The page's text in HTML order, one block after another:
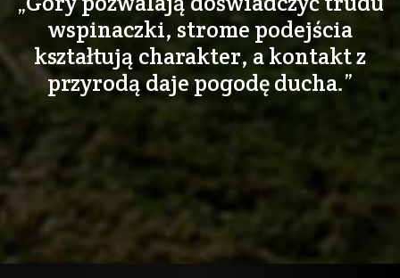
wspinaczki, strome podejścia
kształtują charakter, a kontakt z
przyrodą daje pogodę ducha.”